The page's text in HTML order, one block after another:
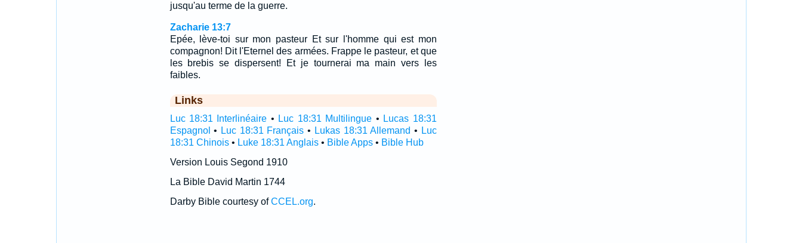
jusqu'au terme de la guerre.
Zacharie 13:7
Epée, lève-toi sur mon pasteur Et sur l'homme qui est mon
compagnon! Dit l'Eternel des armées. Frappe le pasteur, et que
les brebis se dispersent! Et je tournerai ma main vers les
faibles.
Links
Luc 18:31 Interlinéaire • Luc 18:31 Multilingue • Lucas 18:31
Espagnol • Luc 18:31 Français • Lukas 18:31 Allemand • Luc
18:31 Chinois• Luke 18:31 Anglais• Bible Apps• Bible Hub
Version Louis Segond 1910
La Bible David Martin 1744
Darby Bible courtesy ofCCEL.org.